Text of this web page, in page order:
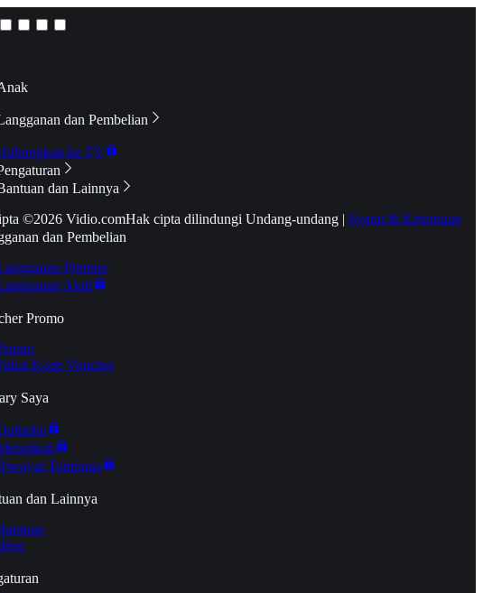
dan Pembelian
ke TV
dan Lainnya
©2026 Vidio.comHak cipta dilindungi Undang-undang | Syarat & Ketentuan
dan Pembelian
Premier
Aktif
Promo
Kode Voucher
Saya
Tontonan
dan Lainnya